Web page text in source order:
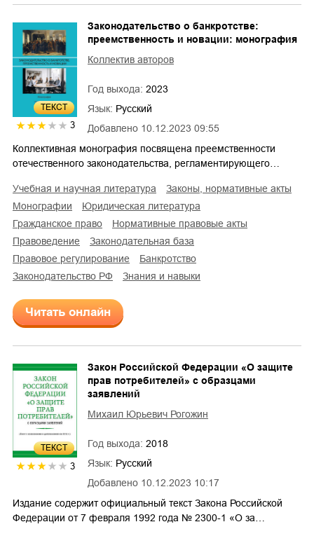
ТЕКСТ
3 Добавлено 10.12.2023 09:55
Законодательство о банкротстве:
преемственность и новации: монография
Коллектив авторов
Год выхода: 2023
Язык: Русский
Коллективная монография посвящена преемственности
отечественного законодательства, регламентирующего…
учебная и научная литература
законы, нормативные акты
монографии
юридическая литература
гражданское право
нормативные правовые акты
правоведение
законодательная база
правовое регулирование
банкротство
законодательство РФ
знания и навыки
Читать онлайн
ТЕКСТ
3
Добавлено 10.12.2023 10:17
Закон Российской Федерации «О защите
прав потребителей» с образцами
заявлений
Михаил Юрьевич Рогожин
Год выхода: 2018
Язык: Русский
Издание содержит официальный текст Закона Российской
Федерации от 7 февраля 1992 года № 2300-1 «О за…